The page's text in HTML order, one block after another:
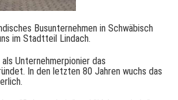
Busunternehmen in Schwäbisch
im Stadtteil Lindach.
Unternehmerpionier das
In den letzten 80 Jahren wuchs das